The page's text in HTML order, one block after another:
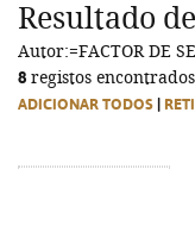
Resultado
Autor:=FACTOR DE
8 registos encontrados
ADICIONAR TODOS